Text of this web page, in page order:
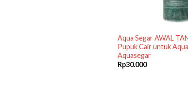
Aqua Segar AWAL
Pupuk Cair untuk
Aquasegar
Rp30.000